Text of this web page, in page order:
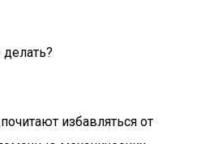
избавляться от